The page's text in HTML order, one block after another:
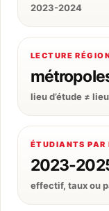
2023-2024
LECTURE
lieu d’étude ≠
ÉTUDIANTS PAR
2023-
effectif, taux ou